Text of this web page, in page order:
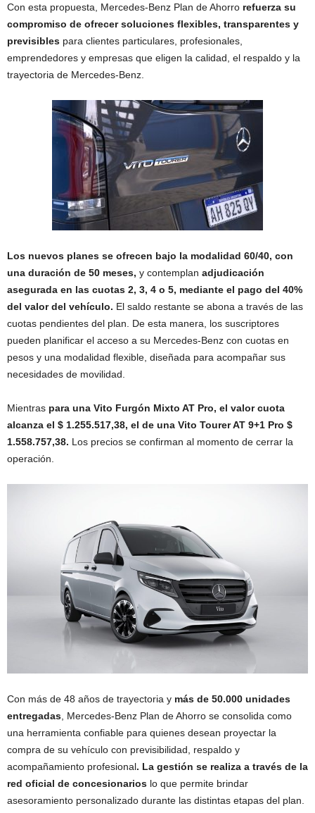
Con esta propuesta, Mercedes-Benz Plan de Ahorro refuerza su
compromiso de ofrecer soluciones flexibles, transparentes y
previsibles para clientes particulares, profesionales,
emprendedores y empresas que eligen la calidad, el respaldo y la
trayectoria de Mercedes-Benz.
Los nuevos planes se ofrecen bajo la modalidad 60/40, con
una duración de 50 meses, y contemplan adjudicación
asegurada en las cuotas 2, 3, 4 o 5, mediante el pago del 40%
del valor del vehículo. El saldo restante se abona a través de las
cuotas pendientes del plan. De esta manera, los suscriptores
pueden planificar el acceso a su Mercedes-Benz con cuotas en
pesos y una modalidad flexible, diseñada para acompañar sus
necesidades de movilidad.
Mientras para una Vito Furgón Mixto AT Pro, el valor cuota
alcanza el $ 1.255.517,38, el de una Vito Tourer AT 9+1 Pro $
1.558.757,38. Los precios se confirman al momento de cerrar la
operación.
Con más de 48 años de trayectoria y más de 50.000 unidades
entregadas , Mercedes-Benz Plan de Ahorro se consolida como
una herramienta confiable para quienes desean proyectar la
compra de su vehículo con previsibilidad, respaldo y
acompañamiento profesional. La gestión se realiza a través de la
red oficial de concesionarios lo que permite brindar
asesoramiento personalizado durante las distintas etapas del plan.